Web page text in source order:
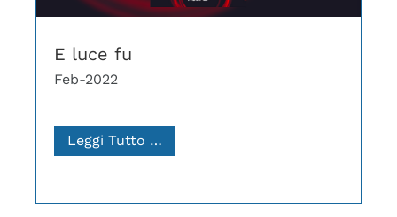
E luce fu
Feb-2022
Leggi Tutto …